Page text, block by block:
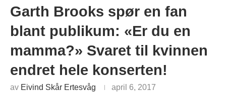
Garth Brooks spør en fan
blant publikum: «Er du en
mamma?» Svaret til kvinnen
endret hele konserten!
av Eivind Skår Ertesvåg april 6, 2017